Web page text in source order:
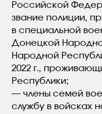
Российской
звание полиции,
в специальной
Донецкой
Народной
2022 г.,
Республики;
— члены семей
службу в войсках